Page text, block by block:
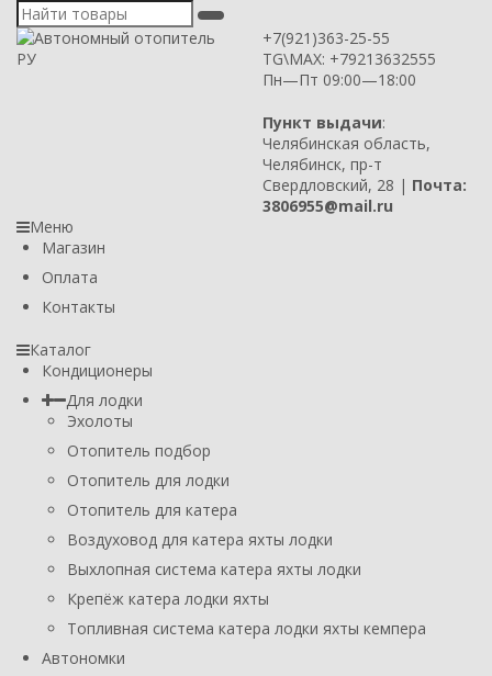
+7(921)363-25-55
TG\MAX: +79213632555
Пн—Пт 09:00—18:00
Пункт выдачи:
Челябинская область,
Челябинск, пр-т
Свердловский, 28 | Почта:
3806955@mail.ru
Меню
Магазин
Оплата
Контакты
Каталог
Кондиционеры
Для лодки
Эхолоты
Отопитель подбор
Отопитель для лодки
Отопитель для катера
Воздуховод для катера яхты лодки
Выхлопная система катера яхты лодки
Крепёж катера лодки яхты
Топливная система катера лодки яхты кемпера
Автономки